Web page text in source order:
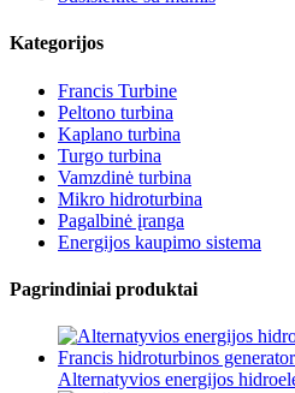
Kategorijos
Francis Turbine
Peltono turbina
Kaplano turbina
Turgo turbina
Vamzdinė turbina
Mikro hidroturbina
Pagalbinė įranga
Energijos kaupimo sistema
Pagrindiniai produktai
Alternatyvios energijos